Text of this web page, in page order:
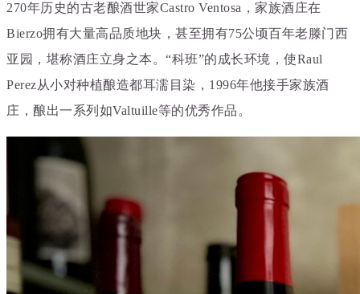
270年历史的古老酿酒世家Castro Ventosa，家族酒庄在
Bierzo拥有大量高品质地块，甚至拥有75公顷百年老滕门西
亚园，堪称酒庄立身之本。“科班”的成长环境，使Raul
Perez从小对种植酿造都耳濡目染，1996年他接手家族酒
庄，酿出一系列如Valtuille等的优秀作品。